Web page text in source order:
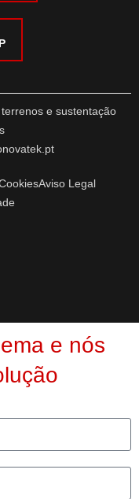
e sustentação
Aviso Legal
e nós